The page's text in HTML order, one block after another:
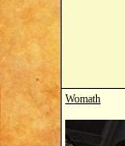
Womath